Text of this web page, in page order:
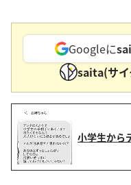
Googleに
saita(サ
小学生から